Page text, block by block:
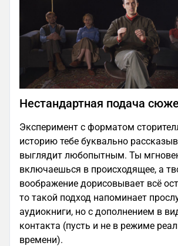
Нестандартная подача
Эксперимент с форматом
историю тебе буквально
выглядит любопытным. Ты
включаешься в происходящее, а
воображение дорисовывает всё
то такой подход напоминает
аудиокниги, но с дополнением в
контакта (пусть и не в режиме
времени).